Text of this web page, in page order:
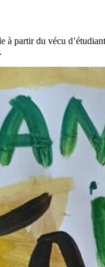
à partir du vécu
.